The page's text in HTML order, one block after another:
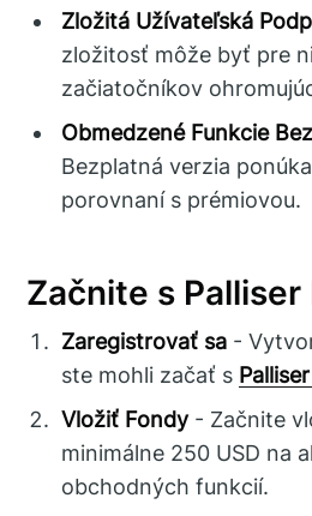
Zložitá Užívateľská
zložitosť môže byť pre
začiatočníkov
Obmedzené Funkcie
Bezplatná verzia
porovnaní s prémiovou.
Začnite s Palliser
Zaregistrovať sa -
ste mohli začať s
Vložiť Fondy- Začnite
minimálne 250 USD na
obchodných funkcií.